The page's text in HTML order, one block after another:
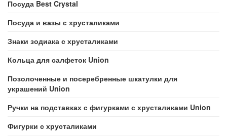
Посуда Best Crystal
Посуда и вазы с хрусталиками
Знаки зодиака с хрусталиками
Кольца для салфеток Union
Позолоченные и посеребренные шкатулки для
украшений Union
Ручки на подставках с фигурками с хрусталиками Union
Фигурки с хрусталиками